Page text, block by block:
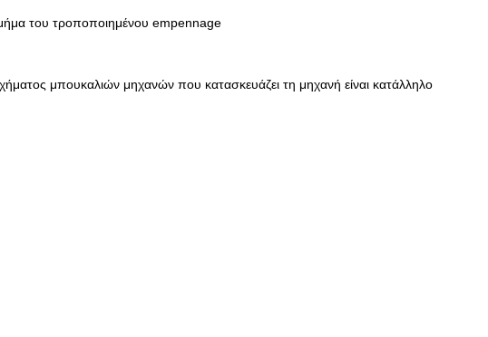
του τροποποιημένου empennage
μπουκαλιών μηχανών που κατασκευάζει τη μηχανή είναι κατάλληλο